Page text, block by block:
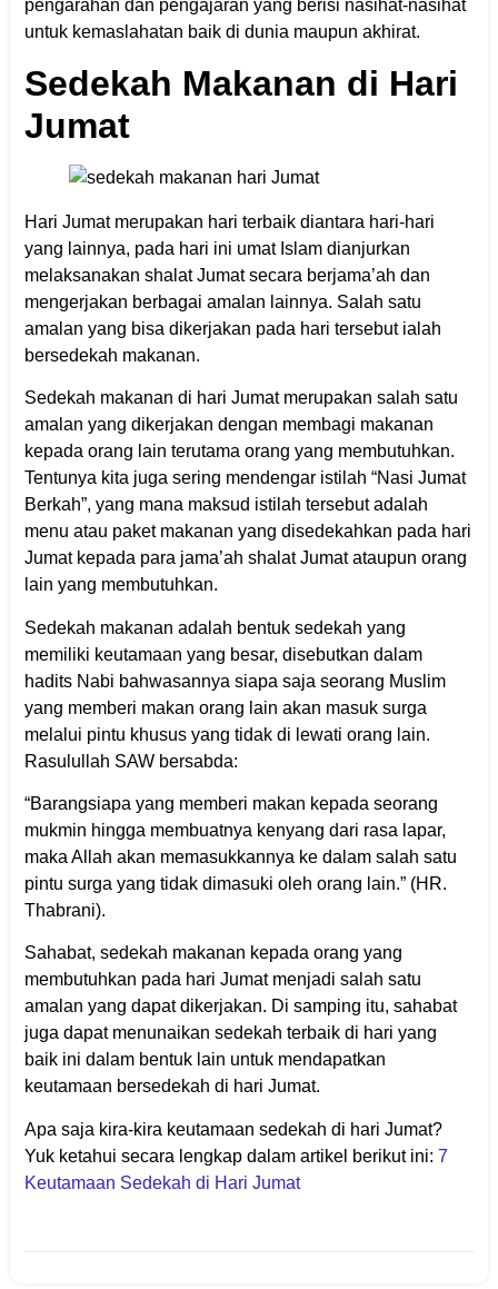
pengarahan dan pengajaran yang berisi nasihat-nasihat
untuk kemaslahatan baik di dunia maupun akhirat.
Sedekah Makanan di Hari
Jumat
Hari Jumat merupakan hari terbaik diantara hari-hari
yang lainnya, pada hari ini umat Islam dianjurkan
melaksanakan shalat Jumat secara berjama’ah dan
mengerjakan berbagai amalan lainnya. Salah satu
amalan yang bisa dikerjakan pada hari tersebut ialah
bersedekah makanan.
Sedekah makanan di hari Jumat merupakan salah satu
amalan yang dikerjakan dengan membagi makanan
kepada orang lain terutama orang yang membutuhkan.
Tentunya kita juga sering mendengar istilah “Nasi Jumat
Berkah”, yang mana maksud istilah tersebut adalah
menu atau paket makanan yang disedekahkan pada hari
Jumat kepada para jama’ah shalat Jumat ataupun orang
lain yang membutuhkan.
Sedekah makanan adalah bentuk sedekah yang
memiliki keutamaan yang besar, disebutkan dalam
hadits Nabi bahwasannya siapa saja seorang Muslim
yang memberi makan orang lain akan masuk surga
melalui pintu khusus yang tidak di lewati orang lain.
Rasulullah SAW bersabda:
“Barangsiapa yang memberi makan kepada seorang
mukmin hingga membuatnya kenyang dari rasa lapar,
maka Allah akan memasukkannya ke dalam salah satu
pintu surga yang tidak dimasuki oleh orang lain.” (HR.
Thabrani).
Sahabat, sedekah makanan kepada orang yang
membutuhkan pada hari Jumat menjadi salah satu
amalan yang dapat dikerjakan. Di samping itu, sahabat
juga dapat menunaikan sedekah terbaik di hari yang
baik ini dalam bentuk lain untuk mendapatkan
keutamaan bersedekah di hari Jumat.
Apa saja kira-kira keutamaan sedekah di hari Jumat?
Yuk ketahui secara lengkap dalam artikel berikut ini: 7
Keutamaan Sedekah di Hari Jumat